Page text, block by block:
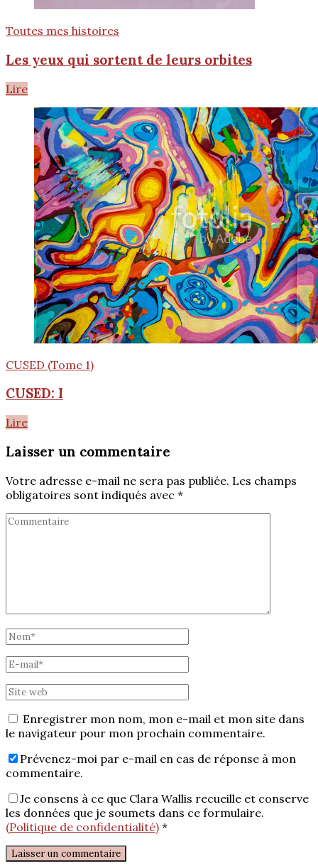
Toutes mes histoires
Les yeux qui sortent de leurs orbites
Lire
CUSED (Tome 1)
CUSED: I
Lire
Laisser un commentaire
Votre adresse e-mail ne sera pas publiée. Les champs
obligatoires sont indiqués avec *
Enregistrer mon nom, mon e-mail et mon site dans
le navigateur pour mon prochain commentaire.
Prévenez-moi par e-mail en cas de réponse à mon
commentaire.
Je consens à ce que Clara Wallis recueille et conserve
les données que je soumets dans ce formulaire.
(Politique de confidentialité) *